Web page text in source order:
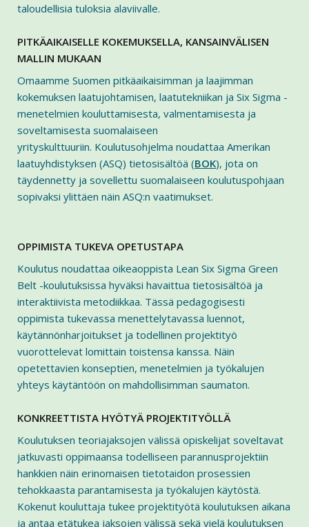
taloudellisia tuloksia alaviivalle.
PITKÄAIKAISELLE KOKEMUKSELLA, KANSAINVÄLISEN
MALLIN MUKAAN
Omaamme Suomen pitkäaikaisimman ja laajimman
kokemuksen laatujohtamisen, laatutekniikan ja Six Sigma -
menetelmien kouluttamisesta, valmentamisesta ja
soveltamisesta suomalaiseen
yrityskulttuuriin. Koulutusohjelma noudattaa Amerikan
laatuyhdistyksen (ASQ) tietosisältöä (BOK), jota on
täydennetty ja sovellettu suomalaiseen koulutuspohjaan
sopivaksi ylittäen näin ASQ:n vaatimukset.
OPPIMISTA TUKEVA OPETUSTAPA
Koulutus noudattaa oikeaoppista Lean Six Sigma Green
Belt -koulutuksissa hyväksi havaittua tietosisältöä ja
interaktiivista metodiikkaa. Tässä pedagogisesti
oppimista tukevassa menettelytavassa luennot,
käytännönharjoitukset ja todellinen projektityö
vuorottelevat lomittain toistensa kanssa. Näin
opetettavien konseptien, menetelmien ja työkalujen
yhteys käytäntöön on mahdollisimman saumaton.
KONKREETTISTA HYÖTYÄ PROJEKTITYÖLLÄ
Koulutuksen teoriajaksojen välissä opiskelijat soveltavat
jatkuvasti oppimaansa todelliseen parannusprojektiin
hankkien näin erinomaisen tietotaidon prosessien
tehokkaasta parantamisesta ja työkalujen käytöstä.
Kokenut kouluttaja tukee projektityötä koulutuksen aikana
ja antaa etätukea jaksojen välissä sekä vielä koulutuksen